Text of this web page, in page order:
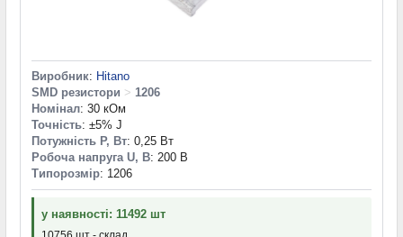
Виробник: Hitano
SMD резистори > 1206
Номінал: 30 кОм
Точність: ±5% J
Потужність P, Вт: 0,25 Вт
Робоча напруга U, В: 200 В
Типорозмір: 1206
у наявності: 11492 шт